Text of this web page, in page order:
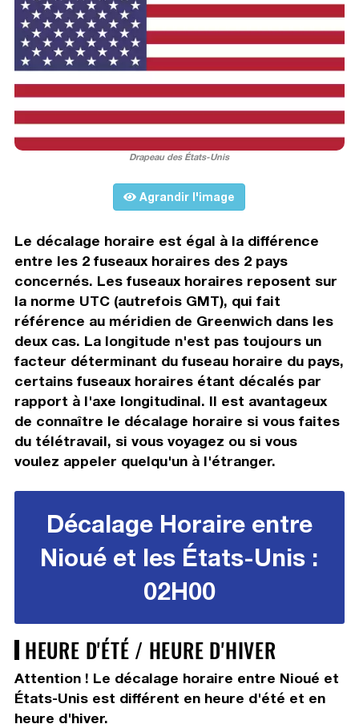
Drapeau des États-Unis
Agrandir l'image
Le décalage horaire est égal à la différence
entre les 2 fuseaux horaires des 2 pays
concernés. Les fuseaux horaires reposent sur
la norme UTC (autrefois GMT), qui fait
référence au méridien de Greenwich dans les
deux cas. La longitude n'est pas toujours un
facteur déterminant du fuseau horaire du pays,
certains fuseaux horaires étant décalés par
rapport à l'axe longitudinal. Il est avantageux
de connaître le décalage horaire si vous faites
du télétravail, si vous voyagez ou si vous
voulez appeler quelqu'un à l'étranger.
Décalage Horaire entre
Nioué et les États-Unis :
02H00
HEURE D'ÉTÉ / HEURE D'HIVER
Attention ! Le décalage horaire entre Nioué et
États-Unis est différent en heure d'été et en
heure d'hiver.